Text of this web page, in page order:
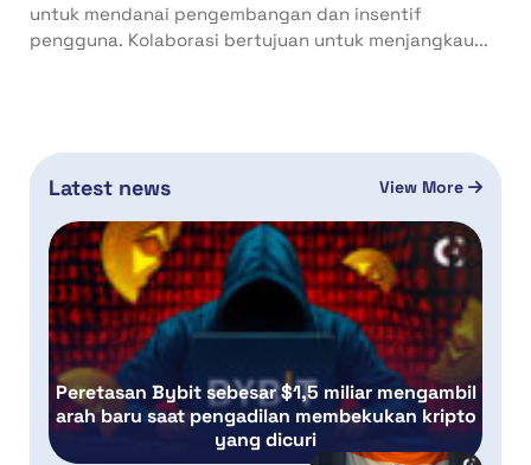
untuk mendanai pengembangan dan insentif
pengguna. Kolaborasi bertujuan untuk menjangkau...
Latest news View More
Peretasan Bybit sebesar $1,5 miliar mengambil
arah baru saat pengadilan membekukan kripto
yang dicuri